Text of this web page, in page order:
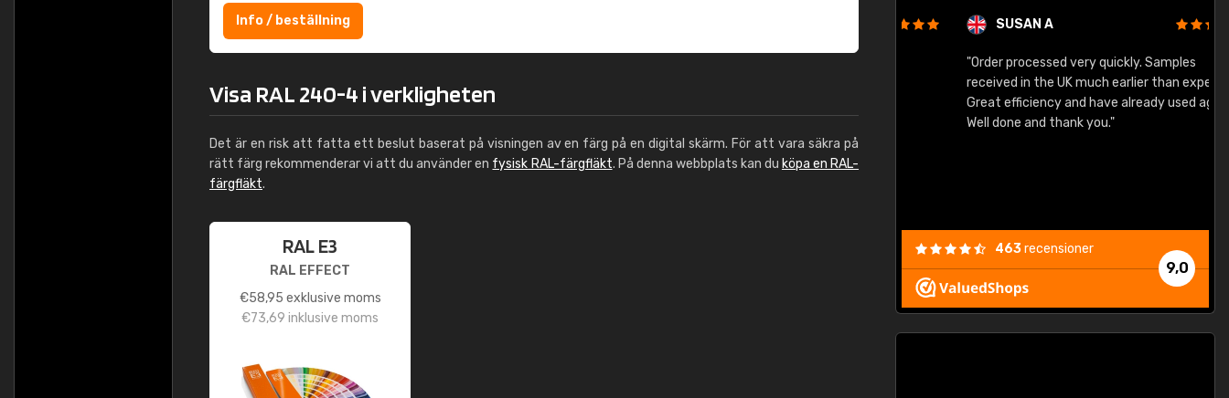
Info / beställning
Visa RAL 240-4 i verkligheten
Det är en risk att fatta ett beslut baserat på visningen av en färg på en digital skärm. För att vara säkra på
rätt färg rekommenderar vi att du använder en fysisk RAL-färgfläkt. På denna webbplats kan du köpa en RAL-
färgfläkt.
RAL E3
RAL EFFECT
€58,95 exklusive moms
€73,69 inklusive moms
SUSAN A
"Order processed very quickly. Samples
received in the UK much earlier than expected.
Great efficiency and have already used again.
Well done and thank you."
9,0
463recensioner